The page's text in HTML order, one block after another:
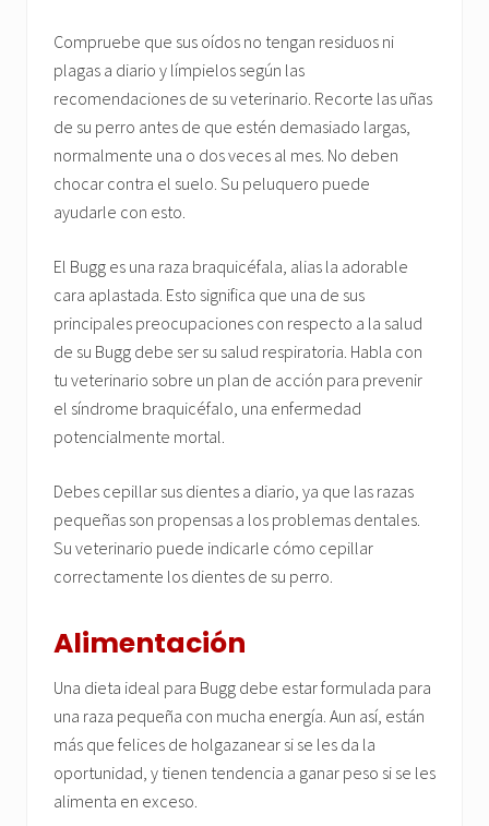
Compruebe que sus oídos no tengan residuos ni
plagas a diario y límpielos según las
recomendaciones de su veterinario. Recorte las uñas
de su perro antes de que estén demasiado largas,
normalmente una o dos veces al mes. No deben
chocar contra el suelo. Su peluquero puede
ayudarle con esto.
El Bugg es una raza braquicéfala, alias la adorable
cara aplastada. Esto significa que una de sus
principales preocupaciones con respecto a la salud
de su Bugg debe ser su salud respiratoria. Habla con
tu veterinario sobre un plan de acción para prevenir
el síndrome braquicéfalo, una enfermedad
potencialmente mortal.
Debes cepillar sus dientes a diario, ya que las razas
pequeñas son propensas a los problemas dentales.
Su veterinario puede indicarle cómo cepillar
correctamente los dientes de su perro.
Alimentación
Una dieta ideal para Bugg debe estar formulada para
una raza pequeña con mucha energía. Aun así, están
más que felices de holgazanear si se les da la
oportunidad, y tienen tendencia a ganar peso si se les
alimenta en exceso.